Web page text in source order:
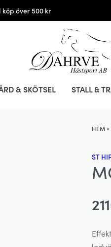
köp över 500 kr
& SKÖTSEL STALL &
HEM»
ST